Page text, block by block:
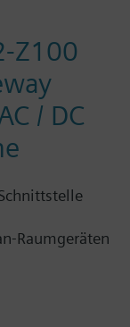
Z100
/ DC
Raumgeräten